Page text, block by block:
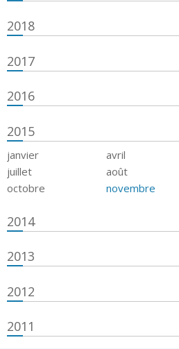
2018
2017
2016
2015
janvier avril
juillet
août
octobre
novembre
2014
2013
2012
2011